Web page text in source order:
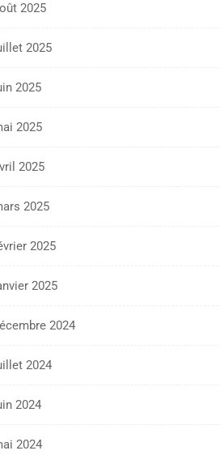
2025
2025
2025
2025
2025
2025
2025
2025
2024
2024
2024
2024